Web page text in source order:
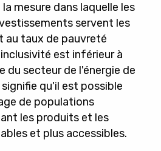
mesure dans laquelle les
servent les
au taux de pauvreté
est inférieur à
du secteur de l'énergie de
qu'il est possible
de populations
les produits et les
et plus accessibles.